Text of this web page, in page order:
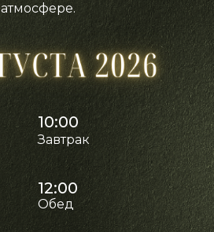
10:00
Завтрак
12:00
Обед
атмосфере.